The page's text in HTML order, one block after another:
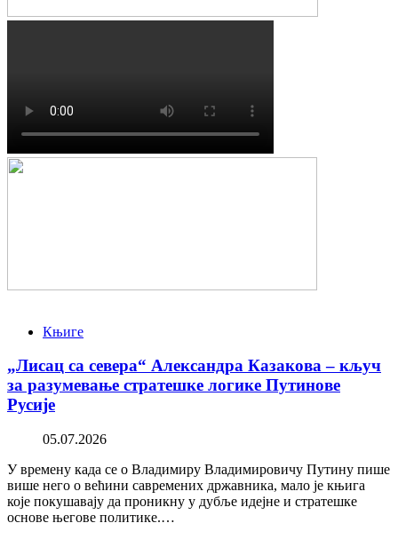
Књиге
„Лисац са севера“ Александра Казакова – кључ
за разумевање стратешке логике Путинове
Русије
05.07.2026
У времену када се о Владимиру Владимировичу Путину пише
више него о већини савремених државника, мало је књига
које покушавају да проникну у дубље идејне и стратешке
основе његове политике.…